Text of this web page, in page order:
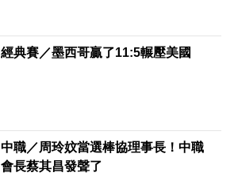
經典賽／墨西哥贏了11:5輾壓美國
中職／周玲妏當選棒協理事長！中職
會長蔡其昌發聲了